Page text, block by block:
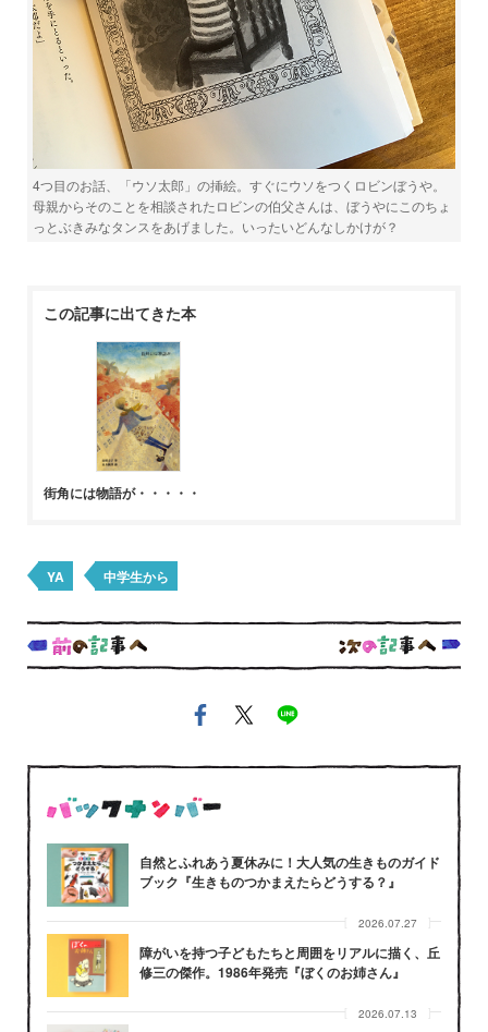
4つ目のお話、「ウソ太郎」の挿絵。すぐにウソをつくロビンぼうや。
母親からそのことを相談されたロビンの伯父さんは、ぼうやにこのちょ
っとぶきみなタンスをあげました。いったいどんなしかけが？
この記事に出てきた本
街角には物語が・・・・・
YA 中学生から
自然とふれあう夏休みに！大人気の生きものガイド
ブック『生きものつかまえたらどうする？』
2026.07.27
障がいを持つ子どもたちと周囲をリアルに描く、丘
修三の傑作。1986年発売『ぼくのお姉さん』
2026.07.13